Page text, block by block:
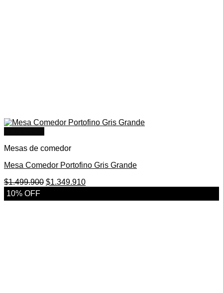
Mesas de comedor
Mesa Comedor Portofino Gris Grande
$1.499.900 El
original
$1.349.910El
actual
10% OFF